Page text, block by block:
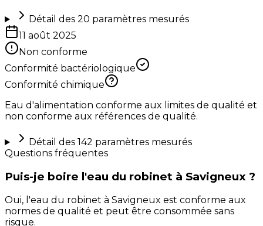
Détail des 20 paramètres mesurés
11 août 2025
Non conforme
Conformité bactériologique
Conformité chimique
Eau d'alimentation conforme aux limites de qualité et
non conforme aux références de qualité.
Détail des 142 paramètres mesurés
Questions fréquentes
Puis-je boire l'eau du robinet à Savigneux ?
Oui, l'eau du robinet à Savigneux est conforme aux
normes de qualité et peut être consommée sans
risque.